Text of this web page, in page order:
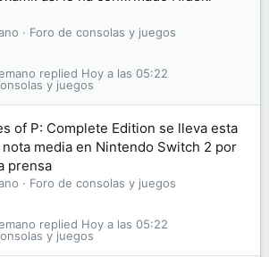
Foro de consolas y juegos
y juegos
Hoy a las 05:22
of P: Complete Edition se lleva esta
media en Nintendo Switch 2 por
prensa
Foro de consolas y juegos
y juegos
Hoy a las 05:22